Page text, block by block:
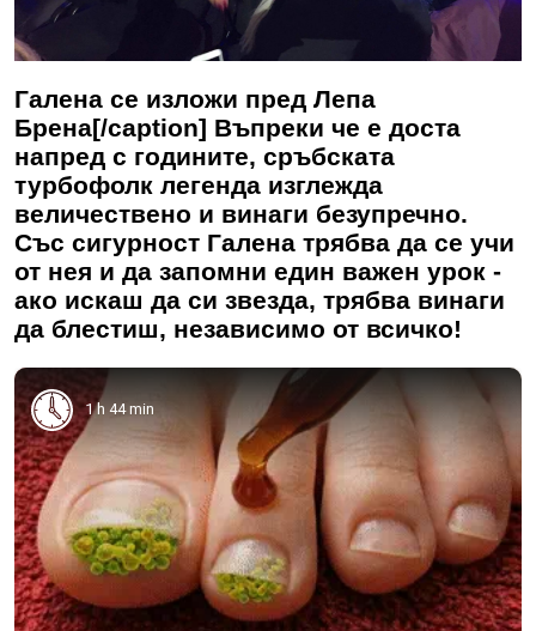
Галена се изложи пред Лепа
Брена[/caption] Въпреки че е доста
напред с годините, сръбската
турбофолк легенда изглежда
величествено и винаги безупречно.
Със сигурност Галена трябва да се учи
от нея и да запомни един важен урок -
ако искаш да си звезда, трябва винаги
да блестиш, независимо от всичко!
1 h 44 min